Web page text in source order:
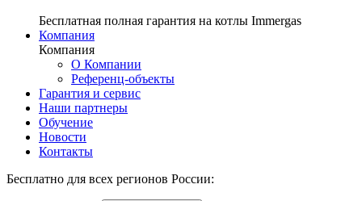
Бесплатная полная гарантия на котлы Immergas
Компания
Компания
О Компании
Референц-объекты
Гарантия и сервис
Наши партнеры
Обучение
Новости
Контакты
Бесплатно для всех регионов России: